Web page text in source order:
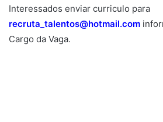
Interessados enviar curriculo para
recruta_talentos@hotmail.com
Cargo da Vaga.